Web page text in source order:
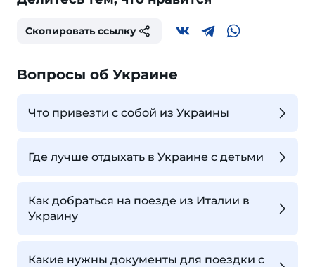
Скопировать ссылку
Вопросы об Украине
Что привезти с собой из Украины
Где лучше отдыхать в Украине с детьми
Как добраться на поезде из Италии в
Украину
Какие нужны документы для поездки с